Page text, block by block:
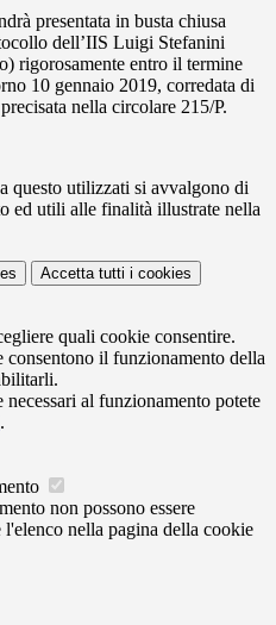
presentata in busta chiusa
dell’IIS Luigi Stefanini
rigorosamente entro il termine
10 gennaio 2019, corredata di
nella circolare 215/P.
questo utilizzati si avvalgono di
ed utili alle finalità illustrate nella
Accetta tutti i cookies
quali cookie consentire.
consentono il funzionamento della
al funzionamento potete
.
non possono essere
nella pagina della cookie